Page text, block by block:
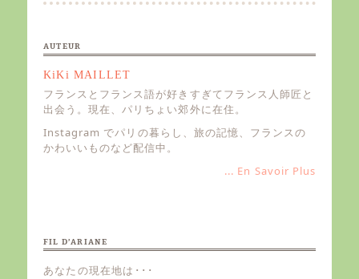
AUTEUR
KiKi MAILLET
フランスとフランス語が好きすぎてフランス人師匠と
出会う。現在、パリちょい郊外に在住。
Instagram でパリの暮らし、旅の記憶、フランスの
かわいいものなど配信中。
... En Savoir Plus
FIL D’ARIANE
あなたの現在地は･･･